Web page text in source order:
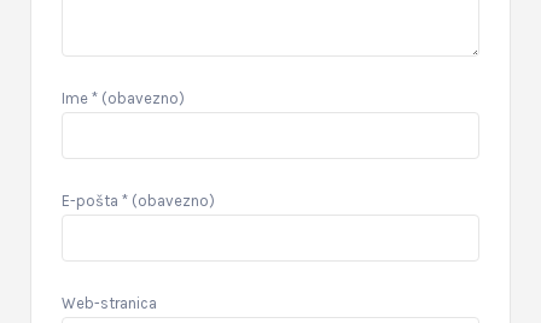
Ime * (obavezno)
E-pošta * (obavezno)
Web-stranica